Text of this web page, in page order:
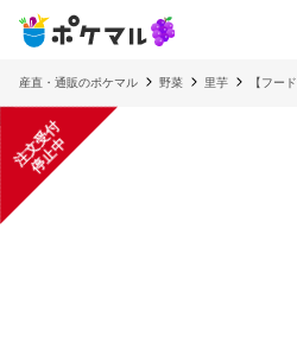
産直・通販のポケマル 野菜 里芋 【フ
注
文
受
付
停
止
中